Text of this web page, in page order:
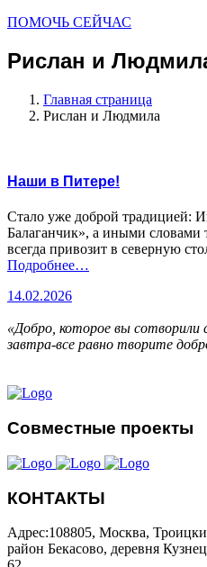
ПОМОЧЬ СЕЙЧАС
Рислан и
Главная страница
Рислан и Людмила
Наши в Питере!
Стало уже доброй традицией:
Балаганчик», а иными словами
всегда привозит в северную
Подробнее…
14.02.2026
«Добро, которое вы сотворили
завтра-все равно творите
Совместные проекты
КОНТАКТЫ
Адрес:108805, Москва,
район Бекасово, деревня